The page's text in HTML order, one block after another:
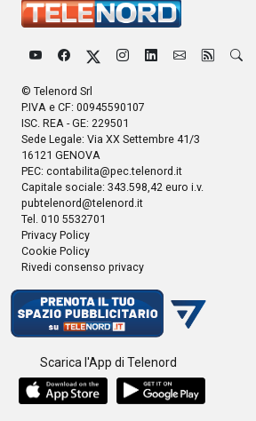
© Telenord Srl
P.IVA e CF: 00945590107
ISC. REA - GE: 229501
Sede Legale: Via XX Settembre 41/3
16121 GENOVA
PEC: contabilita@pec.telenord.it
Capitale sociale: 343.598,42 euro i.v.
pubtelenord@telenord.it
Tel. 010 5532701
Privacy Policy
Cookie Policy
Rivedi consenso privacy
Scarica l'App di Telenord